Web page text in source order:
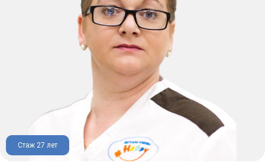
Стаж 27 лет